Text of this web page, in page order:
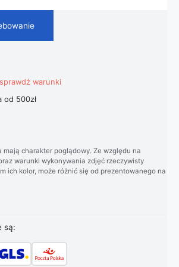
sprawdź warunki
od 500zł
mają charakter poglądowy. Ze względu na
warunki wykonywania zdjęć rzeczywisty
ich kolor, może różnić się od prezentowanego na
są: